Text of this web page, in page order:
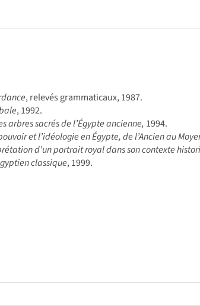
, relevés grammaticaux, 1987.
, 1992.
arbres sacrés de l’Égypte ancienne, 1994.
et l’idéologie en Égypte, de l’Ancien au
d’un portrait royal dans son contexte
classique, 1999.